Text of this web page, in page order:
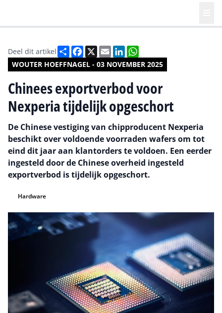
WOUTER HOEFFNAGEL - 03 NOVEMBER 2025
Deel dit artikel DeelFacebook
X EmailLinkedIn
Chinees exportverbod voor
Nexperia tijdelijk opgeschort
De Chinese vestiging van chipproducent Nexperia
beschikt over voldoende voorraden wafers om tot
eind dit jaar aan klantorders te voldoen. Een eerder
ingesteld door de Chinese overheid ingesteld
exportverbod is tijdelijk opgeschort.
Hardware